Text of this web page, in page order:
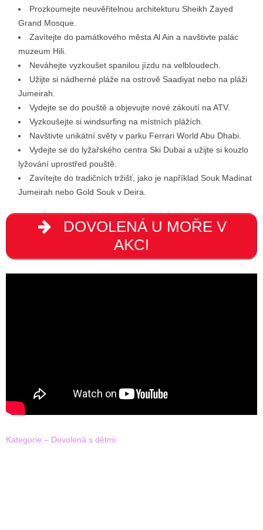
Prozkoumejte neuvěřitelnou architekturu Sheikh Zayed
Grand Mosque.
Zavítejte do památkového města Al Ain a navštivte palác
muzeum Hili.
Neváhejte vyzkoušet spanilou jízdu na velbloudech.
Užijte si nádherné pláže na ostrově Saadiyat nebo na pláži
Jumeirah.
Vydejte se do pouště a objevujte nové zákoutí na ATV.
Vyzkoušejte si windsurfing na místních plážích.
Navštivte unikátní světy v parku Ferrari World Abu Dhabi.
Vydejte se do lyžařského centra Ski Dubai a užijte si kouzlo
lyžování uprostřed pouště.
Zavítejte do tradičních tržišť, jako je například Souk Madinat
Jumeirah nebo Gold Souk v Deira.
DOVOLENÁ U MOŘE V
AKCI
Kategorie – Dovolená s dětmi